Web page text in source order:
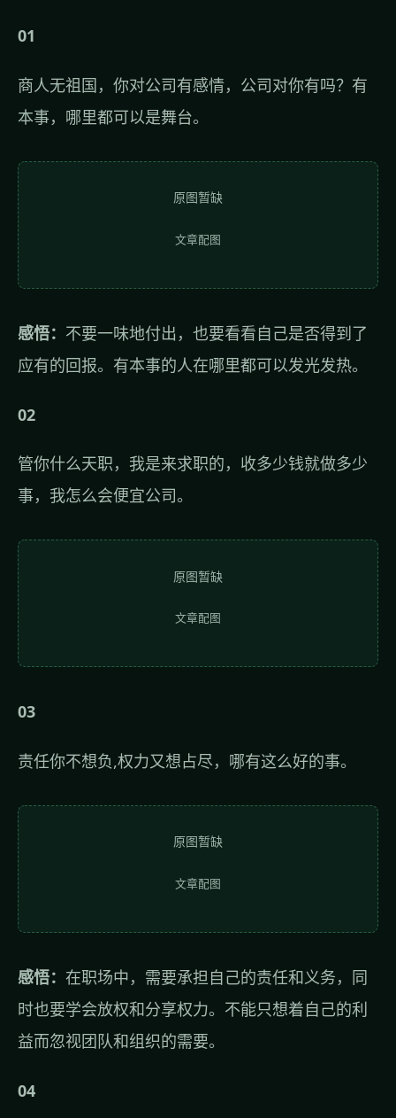
01
商人无祖国，你对公司有感情，公司对你有吗？有
本事，哪里都可以是舞台。
原图暂缺
文章配图
感悟： 不要一味地付出，也要看看自己是否得到了
应有的回报。有本事的人在哪里都可以发光发热。
02
管你什么天职，我是来求职的，收多少钱就做多少
事，我怎么会便宜公司。
原图暂缺
文章配图
03
责任你不想负,权力又想占尽，哪有这么好的事。
原图暂缺
文章配图
感悟： 在职场中，需要承担自己的责任和义务，同
时也要学会放权和分享权力。不能只想着自己的利
益而忽视团队和组织的需要。
04